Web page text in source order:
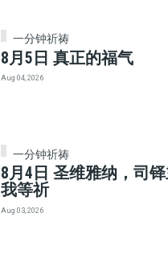
一分钟祈祷
8月5日 真正的福气
Aug 04, 2026
一分钟祈祷
8月4日 圣维雅纳，司
我等祈
Aug 03, 2026